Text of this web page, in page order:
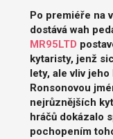
Po premiéře na
dostává wah
MR95LTD
kytaristy, jenž
lety, ale vliv
Ronsonovou
nejrůznějších
hráčů dokázalo
pochopením